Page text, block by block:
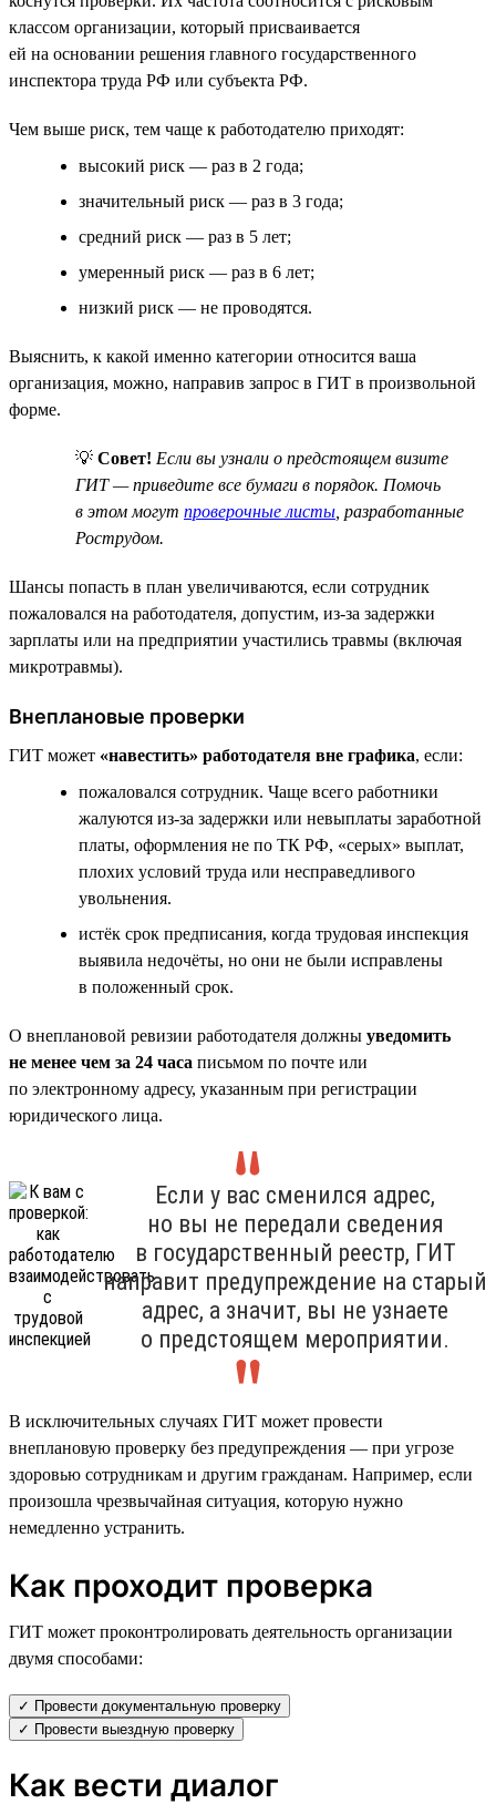
классом организации, который присваивается
ей на основании решения главного государственного
инспектора труда РФ или субъекта РФ.
Чем выше риск, тем чаще к работодателю приходят:
высокий риск — раз в 2 года;
значительный риск — раз в 3 года;
средний риск — раз в 5 лет;
умеренный риск — раз в 6 лет;
низкий риск — не проводятся.
Выяснить, к какой именно категории относится ваша
организация, можно, направив запрос в ГИТ в произвольной
форме.
💡 Совет! Если вы узнали о предстоящем визите
ГИТ — приведите все бумаги в порядок. Помочь
в этом могут проверочные листы , разработанные
Рострудом.
Шансы попасть в план увеличиваются, если сотрудник
пожаловался на работодателя, допустим, из-за задержки
зарплаты или на предприятии участились травмы (включая
микротравмы).
Внеплановые проверки
ГИТ может «навестить» работодателя вне графика, если:
пожаловался сотрудник. Чаще всего работники
жалуются из-за задержки или невыплаты заработной
платы, оформления не по ТК РФ, «серых» выплат,
плохих условий труда или несправедливого
увольнения.
истёк срок предписания, когда трудовая инспекция
выявила недочёты, но они не были исправлены
в положенный срок.
О внеплановой ревизии работодателя должны уведомить
не менее чем за 24 часа письмом по почте или
по электронному адресу, указанным при регистрации
юридического лица.
Если у вас сменился адрес,
но вы не передали сведения
в государственный реестр, ГИТ
направит предупреждение на старый
адрес, а значит, вы не узнаете
о предстоящем мероприятии.
В исключительных случаях ГИТ может провести
внеплановую проверку без предупреждения — при угрозе
здоровью сотрудникам и другим гражданам. Например, если
произошла чрезвычайная ситуация, которую нужно
немедленно устранить.
Как проходит проверка
ГИТ может проконтролировать деятельность организации
двумя способами:
✓ Провести документальную проверку
✓ Провести выездную проверку
Как вести диалог